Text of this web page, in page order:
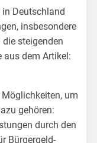
in Deutschland
insbesondere
steigenden
aus dem Artikel:
um
gehören:
durch den
Bürgergeld-